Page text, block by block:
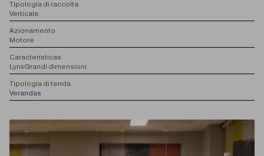
Tipologia di raccolta
Verticale
Azionamento
Motore
Características
LynxGrandi dimensioni
Tipologia di tenda
Verandas